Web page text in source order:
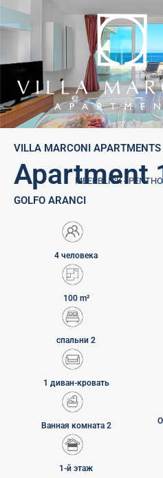
Skip
to
VILLA MARCONI APARTMENTS
Apartment
MEERBLICK -
GOLFO ARANCI
4 человека
100 m²
спальни 2
1 диван-ĸровать
Ванная ĸомната 2
1-й этаж